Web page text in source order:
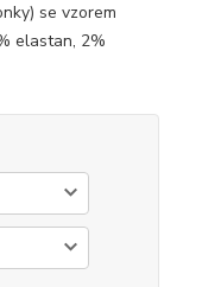
se vzorem
elastan, 2%